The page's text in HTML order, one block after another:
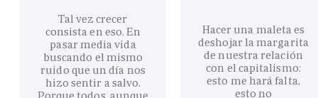
Tal vez crecer
consista en eso. En
pasar media vida
buscando el mismo
ruido que un día nos
hizo sentir a salvo.
Hacer una maleta es
deshojar la margarita
de nuestra relación
con el capitalismo:
esto me hará falta,
esto no